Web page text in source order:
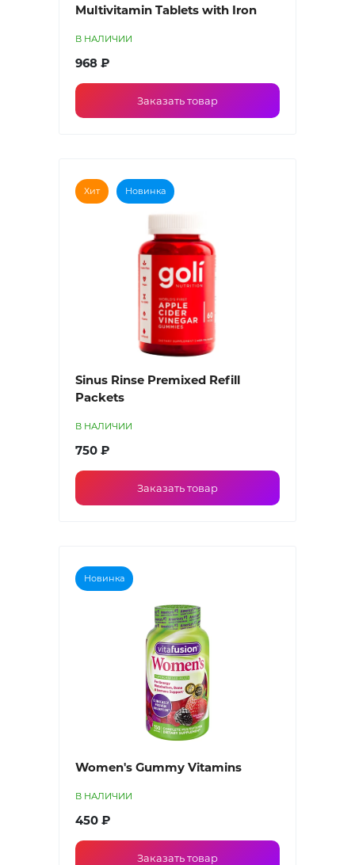
Multivitamin Tablets with Iron
В НАЛИЧИИ
968 ₽
Заказать товар
Хит Новинка
Sinus Rinse Premixed Refill
Packets
В НАЛИЧИИ
750 ₽
Заказать товар
Новинка
Women's Gummy Vitamins
В НАЛИЧИИ
450 ₽
Заказать товар